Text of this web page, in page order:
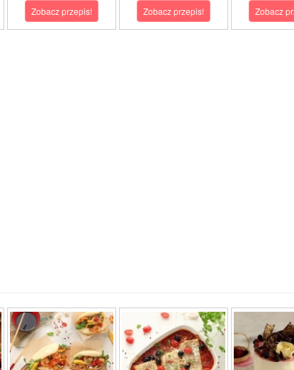
Zobacz przepis! Zobacz przepis! Zobacz